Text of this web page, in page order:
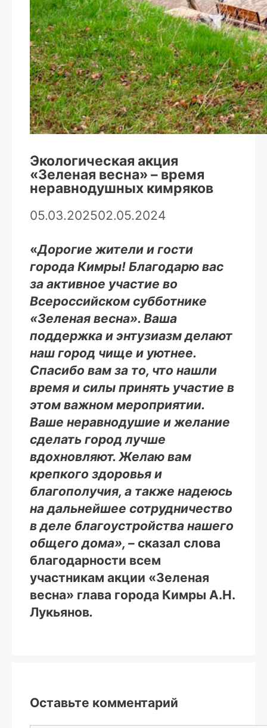
Экологическая акция
«Зеленая весна» – время
неравнодушных кимряков
05.03.202502.05.2024
«Дорогие жители и гости
города Кимры! Благодарю вас
за активное участие во
Всероссийском субботнике
«Зеленая весна». Ваша
поддержка и энтузиазм делают
наш город чище и уютнее.
Спасибо вам за то, что нашли
время и силы принять участие в
этом важном мероприятии.
Ваше неравнодушие и желание
сделать город лучше
вдохновляют. Желаю вам
крепкого здоровья и
благополучия, а также надеюсь
на дальнейшее сотрудничество
в деле благоустройства нашего
общего дома», – сказал слова
благодарности всем
участникам акции «Зеленая
весна» глава города Кимры А.Н.
Лукьянов.
Оставьте комментарий